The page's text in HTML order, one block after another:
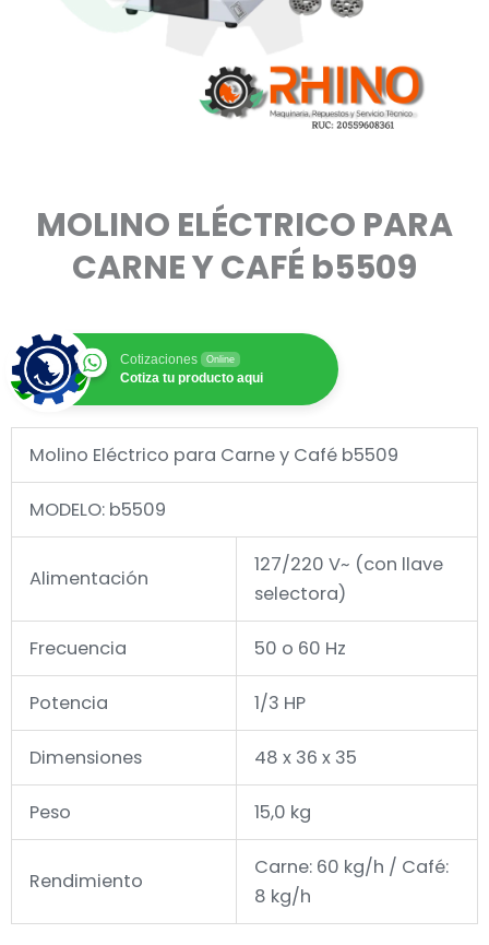
MOLINO ELÉCTRICO PARA
CARNE Y CAFÉ b5509
Cotizaciones Online
Cotiza tu producto aqui
Molino Eléctrico para Carne y Café b5509
MODELO: b5509
Alimentación
127/220 V~ (con llave
selectora)
Frecuencia 50 o 60 Hz
Potencia 1/3 HP
Dimensiones 48 x 36 x 35
Peso 15,0 kg
Rendimiento
Carne: 60 kg/h / Café:
8 kg/h